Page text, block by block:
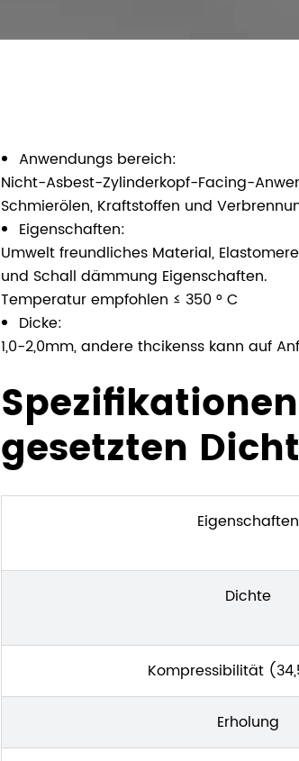
Anwendungs bereich:
Nicht-Asbest-Zylinderkopf-Facing-
Schmierölen, Kraftstoffen und
Eigenschaften:
Umwelt freundliches Material,
und Schall dämmung Eigenschaften.
Temperatur empfohlen ≤ 350 ° C
Dicke:
1,0-2,0mm, andere thcikenss kann auf
gesetzten
Eigenschaften
Dichte
Kompressibilität
Erholung